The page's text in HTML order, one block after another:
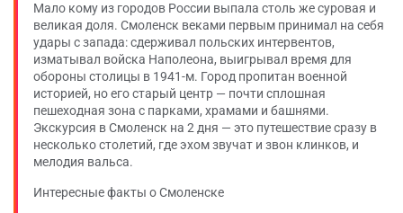
Мало кому из городов России выпала столь же суровая и
великая доля. Смоленск веками первым принимал на себя
удары с запада: сдерживал польских интервентов,
изматывал войска Наполеона, выигрывал время для
обороны столицы в 1941-м. Город пропитан военной
историей, но его старый центр — почти сплошная
пешеходная зона с парками, храмами и башнями.
Экскурсия в Смоленск на 2 дня — это путешествие сразу в
несколько столетий, где эхом звучат и звон клинков, и
мелодия вальса.
Интересные факты о Смоленске